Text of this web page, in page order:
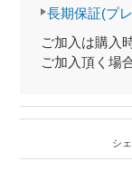
長期保証(プ
ご加入は購入
ご加入頂く場
シ